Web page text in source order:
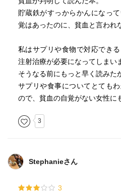
貯蔵鉄がすっからかんになっ
覚はあったのに、貧血と言われ
私はサプリや食物で対応でき
注射治療が必要になってしまい
そうなる前にもっと早く読みた
サプリや食事についてとても
ので、貧血の自覚がない女性に
3
Stephanieさん
3